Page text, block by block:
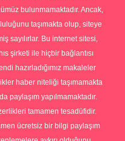
bulunmamaktadır. Ancak,
taşımakta olup, siteye
sayılırlar. Bu internet sitesi,
şirketi ile hiçbir bağlantısı
hazırladığımız makaleler
haber niteliği taşımamakta
paylaşım yapılmamaktadır.
tamamen tesadüfidir.
ücretsiz bir bilgi paylaşım